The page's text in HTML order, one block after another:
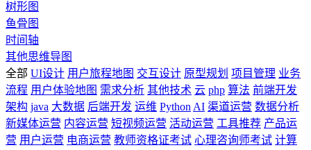
树形图
鱼骨图
时间轴
其他思维导图
全部 UI设计 用户旅程地图 交互设计 原型规划 项目管理 业务
流程 用户体验地图 需求分析 其他技术 云 php 算法 前端开发
架构 java 大数据 后端开发 运维 Python AI 渠道运营 数据分析
新媒体运营 内容运营 短视频运营 活动运营 工具推荐 产品运
营 用户运营 电商运营 教师资格证考试 心理咨询师考试 计算